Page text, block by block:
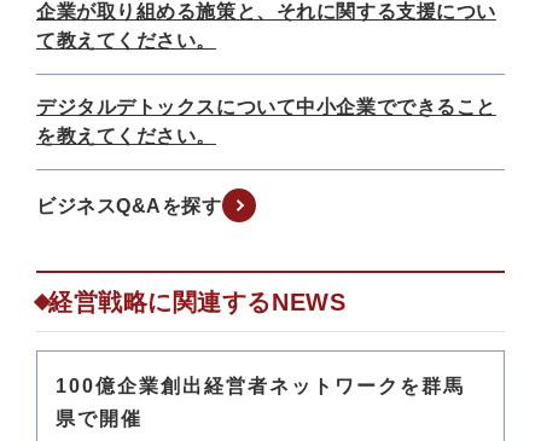
企業が取り組める施策と、それに関する支援につい
て教えてください。
デジタルデトックスについて中小企業でできること
を教えてください。
ビジネスQ&Aを探す
経営戦略に関連するNEWS
100億企業創出経営者ネットワークを群馬
県で開催